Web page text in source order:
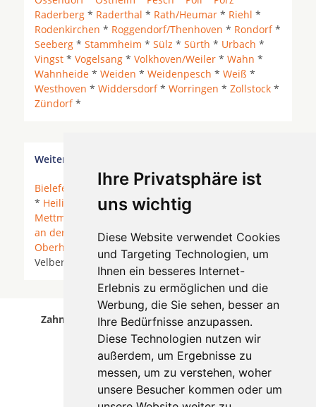
Ihre Privatsphäre ist
uns wichtig
Diese Website verwendet Cookies
und Targeting Technologien, um
Ihnen ein besseres Internet-
Erlebnis zu ermöglichen und die
Werbung, die Sie sehen, besser an
Ihre Bedürfnisse anzupassen.
Diese Technologien nutzen wir
außerdem, um Ergebnisse zu
messen, um zu verstehen, woher
unsere Besucher kommen oder um
Raderberg * Raderthal * Rath/Heumar * Riehl *
Rodenkirchen * Roggendorf/Thenhoven * Rondorf*
Seeberg * Stammheim * Sülz * Sürth * Urbach *
Vingst * Vogelsang * Volkhoven/Weiler * Wahn *
Wahnheide * Weiden * Weidenpesch * Weiß *
Westhoven * Widdersdorf* Worringen * Zollstock *
Zündorf*
Weitere Orte in der Nähe von Köln Buchheim
Bielefeld Duisburg * Düsseldorf* Erkrath *Essen
* Heiligenhaus*Kaarst*Krefeld
Mettmann
* Mönchengladbach *
an der Ruhr
* Neukirchen-Vluyn *Neuss*
Oberhausen
Ratingen
* Rheurdt * Tönisvorst *
Velbert *
Willich* Wuppertal * Wülfrath *
Zahnärzte für Zahnimplantete in Köln Buchheim
wurde am 06 August 2026 aktualisiert.